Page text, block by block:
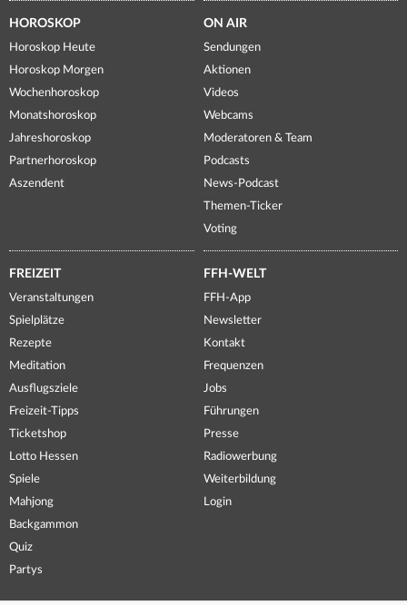
HOROSKOP
Horoskop Heute
Horoskop Morgen
Wochenhoroskop
Monatshoroskop
Jahreshoroskop
Partnerhoroskop
Aszendent
ON AIR
Sendungen
Aktionen
Videos
Webcams
Moderatoren & Team
Podcasts
News-Podcast
Themen-Ticker
Voting
FREIZEIT
Veranstaltungen
Spielplätze
Rezepte
Meditation
Ausflugsziele
Freizeit-Tipps
Ticketshop
Lotto Hessen
Spiele
Mahjong
Backgammon
Quiz
Partys
FFH-WELT
FFH-App
Newsletter
Kontakt
Frequenzen
Jobs
Führungen
Presse
Radiowerbung
Weiterbildung
Login